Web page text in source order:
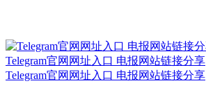
Telegram官网网址入口 电报网站链接分享
Telegram官网网址入口 电报网站链接分享